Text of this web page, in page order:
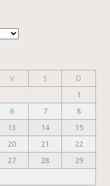
V S
D
1
6 7
8
13 14
15
20 21
22
27 28
29